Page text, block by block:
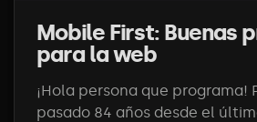
Mobile First: Buenas
para la web
¡Hola persona que programa!
pasado 84 años desde el